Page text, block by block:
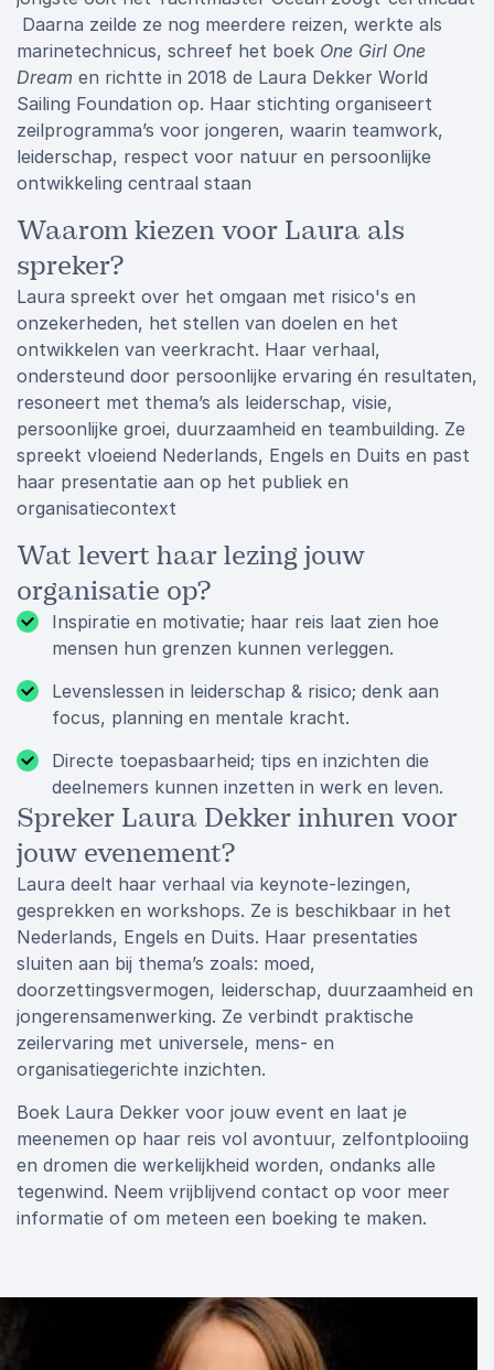
Daarna zeilde ze nog meerdere reizen, werkte als
marinetechnicus, schreef het boek One Girl One
Dream en richtte in 2018 de Laura Dekker World
Sailing Foundation op. Haar stichting organiseert
zeilprogramma’s voor jongeren, waarin teamwork,
leiderschap, respect voor natuur en persoonlijke
ontwikkeling centraal staan
Waarom kiezen voor Laura als
spreker?
Laura spreekt over het omgaan met risico's en
onzekerheden, het stellen van doelen en het
ontwikkelen van veerkracht. Haar verhaal,
ondersteund door persoonlijke ervaring én resultaten,
resoneert met thema’s als leiderschap, visie,
persoonlijke groei, duurzaamheid en teambuilding. Ze
spreekt vloeiend Nederlands, Engels en Duits en past
haar presentatie aan op het publiek en
organisatiecontext
Wat levert haar lezing jouw
organisatie op?
Inspiratie en motivatie; haar reis laat zien hoe
mensen hun grenzen kunnen verleggen.
Levenslessen in leiderschap & risico; denk aan
focus, planning en mentale kracht.
Directe toepasbaarheid; tips en inzichten die
deelnemers kunnen inzetten in werk en leven.
Spreker Laura Dekker inhuren voor
jouw evenement?
Laura deelt haar verhaal via keynote‑lezingen,
gesprekken en workshops. Ze is beschikbaar in het
Nederlands, Engels en Duits. Haar presentaties
sluiten aan bij thema’s zoals: moed,
doorzettingsvermogen, leiderschap, duurzaamheid en
jongerensamenwerking. Ze verbindt praktische
zeilervaring met universele, mens‑ en
organisatiegerichte inzichten.
Boek Laura Dekker voor jouw event en laat je
meenemen op haar reis vol avontuur, zelfontplooiing
en dromen die werkelijkheid worden, ondanks alle
tegenwind. Neem vrijblijvend contact op voor meer
informatie of om meteen een boeking te maken.